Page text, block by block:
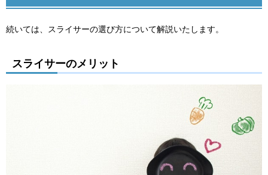
続いては、スライサーの選び方について解説いたします。
スライサーのメリット